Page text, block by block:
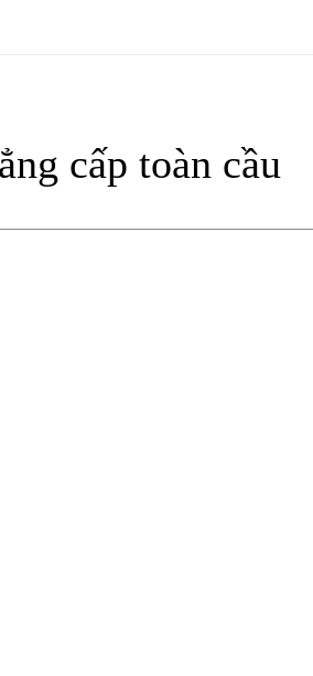
cấp toàn cầu